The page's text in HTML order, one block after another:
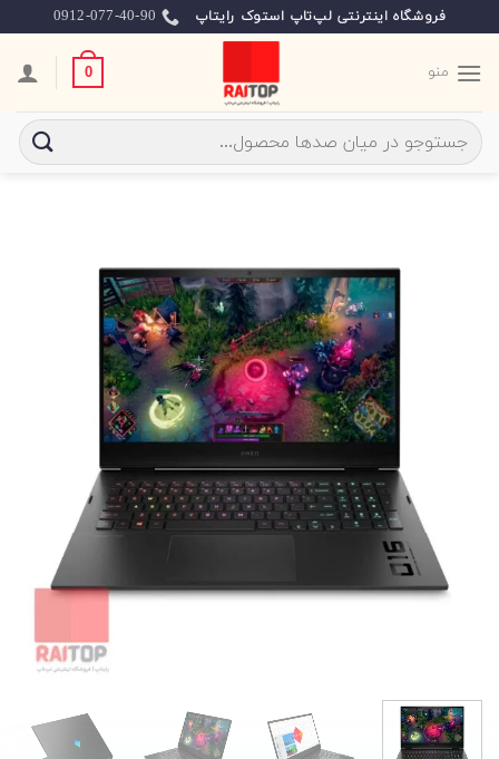
to
content
فروشگاه اینترنتی لپ‌تاپ استوک رایتاپ 0912-077-40-90
منو 0
جستجو
برای: